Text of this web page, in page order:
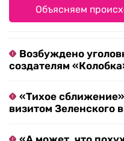
Объясняем
Возбуждено
создателям
«Тихое
визитом Зеленского